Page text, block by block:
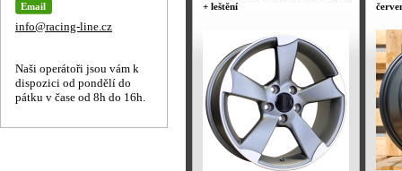
+ leštění
Email
info@racing-line.cz
Naši operátoři jsou vám k
dispozici od pondělí do
pátku v čase od 8h do 16h.